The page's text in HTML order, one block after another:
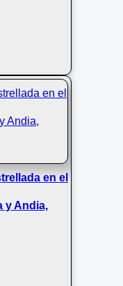
en el
y Andia,